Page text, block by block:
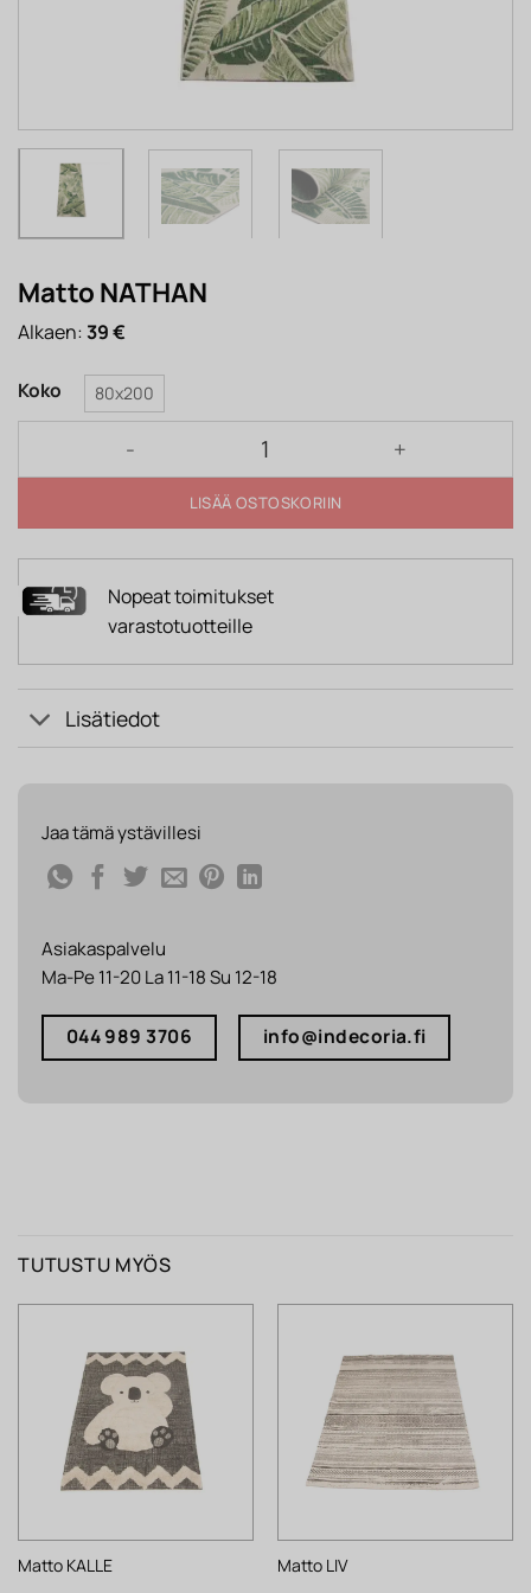
Matto NATHAN
Alkaen:39€
Koko 80x200
LISÄÄ OSTOSKORIIN
Nopeat toimitukset
varastotuotteille
Lisätiedot
Jaa tämä ystävillesi
Asiakaspalvelu
Ma-Pe 11-20 La 11-18 Su 12-18
044 989 3706 info@indecoria.fi
TUTUSTU MYÖS
Matto KALLE Matto LIV